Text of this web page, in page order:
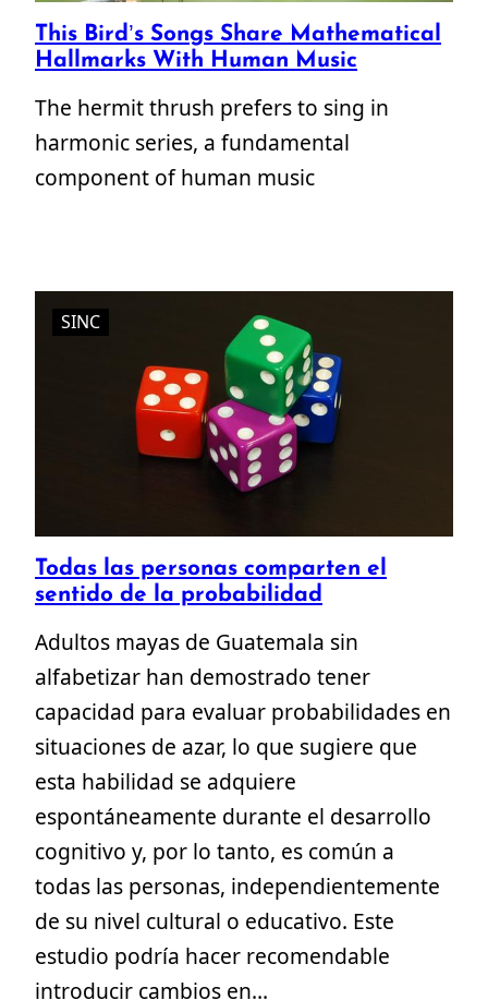
This Bird’s Songs Share Mathematical
Hallmarks With Human Music
The hermit thrush prefers to sing in
harmonic series, a fundamental
component of human music
SINC
Todas las personas comparten el
sentido de la probabilidad
Adultos mayas de Guatemala sin
alfabetizar han demostrado tener
capacidad para evaluar probabilidades en
situaciones de azar, lo que sugiere que
esta habilidad se adquiere
espontáneamente durante el desarrollo
cognitivo y, por lo tanto, es común a
todas las personas, independientemente
de su nivel cultural o educativo. Este
estudio podría hacer recomendable
introducir cambios en…